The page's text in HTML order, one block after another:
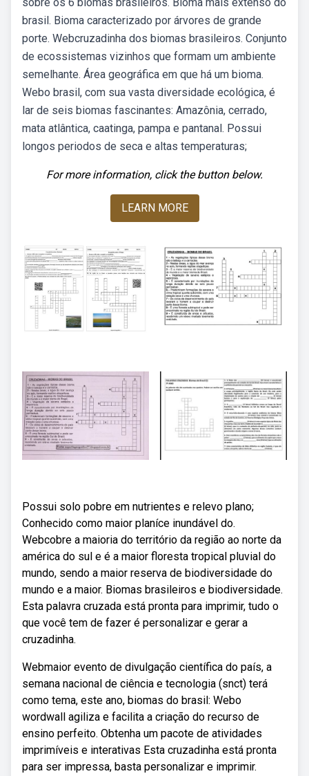
brasil. Bioma caracterizado por árvores de grande
porte. Webcruzadinha dos biomas brasileiros. Conjunto
de ecossistemas vizinhos que formam um ambiente
semelhante. Área geográfica em que há um bioma.
Webo brasil, com sua vasta diversidade ecológica, é
lar de seis biomas fascinantes: Amazônia, cerrado,
mata atlântica, caatinga, pampa e pantanal. Possui
longos periodos de seca e altas temperaturas;
For more information, click the button below.
LEARN MORE
Possui solo pobre em nutrientes e relevo plano;
Conhecido como maior planíce inundável do.
Webcobre a maioria do território da região ao norte da
américa do sul e é a maior floresta tropical pluvial do
mundo, sendo a maior reserva de biodiversidade do
mundo e a maior. Biomas brasileiros e biodiversidade.
Esta palavra cruzada está pronta para imprimir, tudo o
que você tem de fazer é personalizar e gerar a
cruzadinha.
Webmaior evento de divulgação científica do país, a
semana nacional de ciência e tecnologia (snct) terá
como tema, este ano, biomas do brasil: Webo
wordwall agiliza e facilita a criação do recurso de
ensino perfeito. Obtenha um pacote de atividades
imprimíveis e interativas Esta cruzadinha está pronta
para ser impressa, basta personalizar e imprimir.